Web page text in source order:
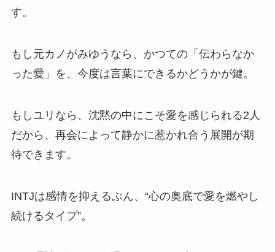
す。
もし元カノがみゆうなら、かつての「伝わらなか
った愛」を、今度は言葉にできるかどうかが鍵。
もしユリなら、沈黙の中にこそ愛を感じられる2人
だから、再会によって静かに惹かれ合う展開が期
待できます。
INTJは感情を抑えるぶん、“心の奥底で愛を燃やし
続けるタイプ”。